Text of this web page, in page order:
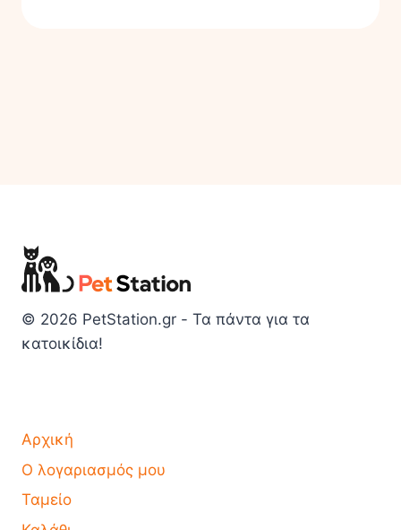
© 2026 PetStation.gr - Τα πάντα για τα
κατοικίδια!
Αρχική
Ο λογαριασμός μου
Ταμείο